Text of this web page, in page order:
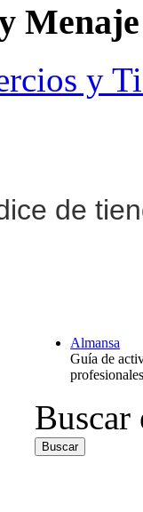
Menaje
y
de
Almansa
Guía de
Buscar